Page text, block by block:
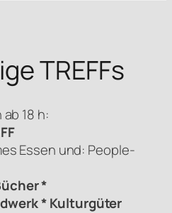
TREFFs
18 h:
Essen und: People-
*
* Kulturgüter